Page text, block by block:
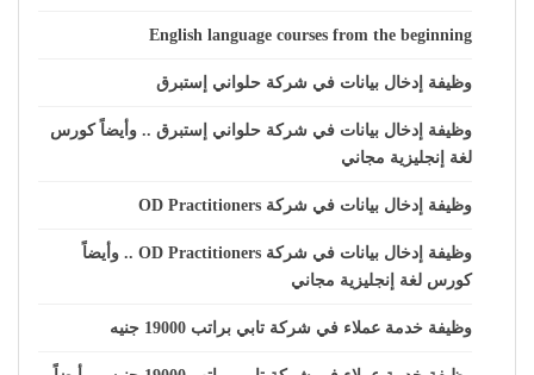
English language courses from the beginning
وظيفة إدخال بيانات في شركة حلواني إستبرق
وظيفة إدخال بيانات في شركة حلواني إستبرق .. وأيضاً كورس
لغة إنجليزية مجاني
وظيفة إدخال بيانات في شركة OD Practitioners
وظيفة إدخال بيانات في شركة OD Practitioners .. وأيضاً
كورس لغة إنجليزية مجاني
وظيفة خدمة عملاء في شركة تابي براتب 19000 جنيه